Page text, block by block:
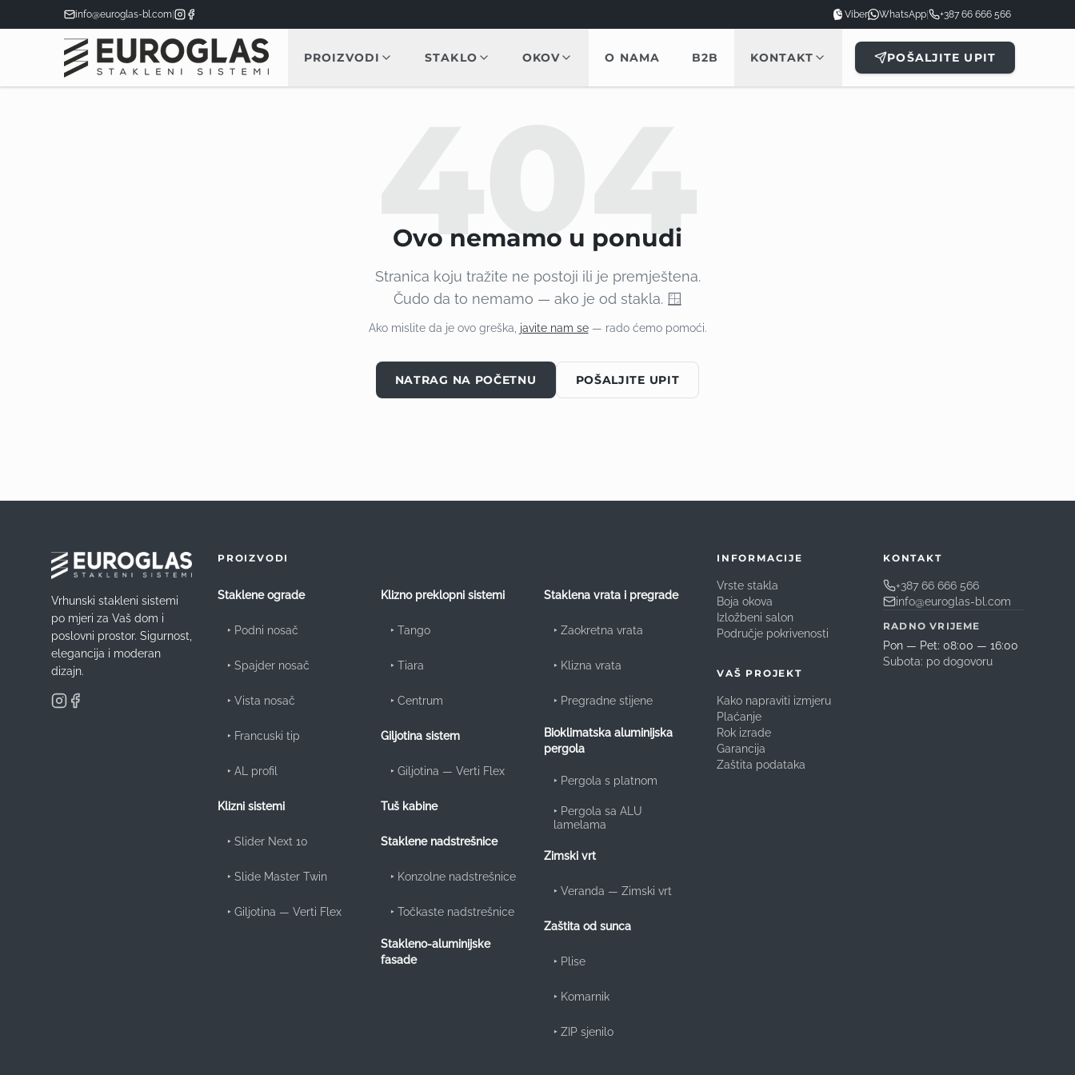
info@euroglas-bl.com Viber WhatsApp +387 66 666 566
PROIZVODI STAKLO OKOV O NAMA B2B KONTAKT POŠALJITE UPIT
404
Ovo nemamo u ponudi
Stranica koju tražite ne postoji ili je premještena.
Čudo da to nemamo — ako je od stakla. 🪟
Ako mislite da je ovo greška, javite nam se — rado ćemo pomoći.
NATRAG NA POČETNU POŠALJITE UPIT
Vrhunski stakleni sistemi
po mjeri za Vaš dom i
poslovni prostor. Sigurnost,
elegancija i moderan
dizajn.
PROIZVODI
Staklene ograde
‣ Podni nosač
‣ Spajder nosač
‣ Vista nosač
‣ Francuski tip
‣ AL profil
Klizni sistemi
‣ Slider Next 10
‣ Slide Master Twin
‣ Giljotina — Verti Flex
Klizno preklopni sistemi
‣ Tango
‣ Tiara
‣ Centrum
Giljotina sistem
‣ Giljotina — Verti Flex
Tuš kabine
Staklene nadstrešnice
‣ Konzolne nadstrešnice
‣ Točkaste nadstrešnice
Stakleno-aluminijske
fasade
Staklena vrata i pregrade
‣ Zaokretna vrata
‣ Klizna vrata
‣ Pregradne stijene
Bioklimatska aluminijska
pergola
‣ Pergola s platnom
‣ Pergola sa ALU
lamelama
Zimski vrt
‣ Veranda — Zimski vrt
Zaštita od sunca
‣ Plise
‣ Komarnik
‣ ZIP sjenilo
INFORMACIJE
Vrste stakla
Boja okova
Izložbeni salon
Područje pokrivenosti
VAŠ PROJEKT
Kako napraviti izmjeru
Plaćanje
Rok izrade
Garancija
Zaštita podataka
KONTAKT
+387 66 666 566
info@euroglas-bl.com
RADNO VRIJEME
Pon — Pet: 08:00 — 16:00
Subota: po dogovoru